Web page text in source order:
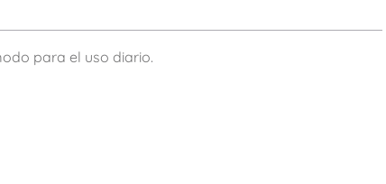
para el uso diario.